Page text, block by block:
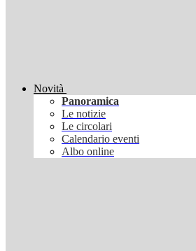
Novità
Panoramica
Le notizie
Le circolari
Calendario eventi
Albo online